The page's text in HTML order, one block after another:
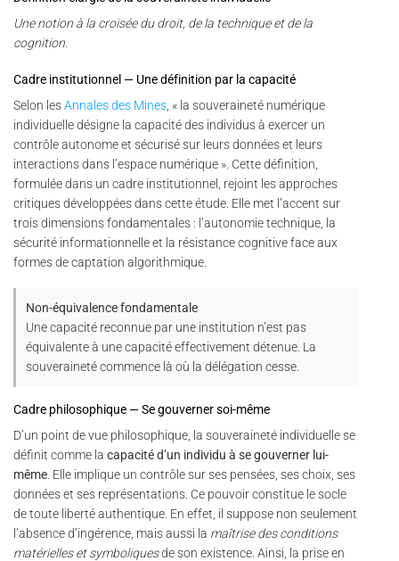
Une notion à la croisée du droit, de la technique et de la
cognition.
Cadre institutionnel — Une définition par la capacité
Selon lesAnnales des Mines , « la souveraineté numérique
individuelle désigne la capacité des individus à exercer un
contrôle autonome et sécurisé sur leurs données et leurs
interactions dans l’espace numérique ». Cette définition,
formulée dans un cadre institutionnel, rejoint les approches
critiques développées dans cette étude. Elle met l’accent sur
trois dimensions fondamentales : l’autonomie technique, la
sécurité informationnelle et la résistance cognitive face aux
formes de captation algorithmique.
Non-équivalence fondamentale
Une capacité reconnue par une institution n’est pas
équivalente à une capacité effectivement détenue. La
souveraineté commence là où la délégation cesse.
Cadre philosophique — Se gouverner soi-même
D’un point de vue philosophique, la souveraineté individuelle se
définit comme la capacité d’un individu à se gouverner lui-
même . Elle implique un contrôle sur ses pensées, ses choix, ses
données et ses représentations. Ce pouvoir constitue le socle
de toute liberté authentique. En effet, il suppose non seulement
l’absence d’ingérence, mais aussi la maîtrise des conditions
matérielles et symboliquesde son existence. Ainsi, la prise en